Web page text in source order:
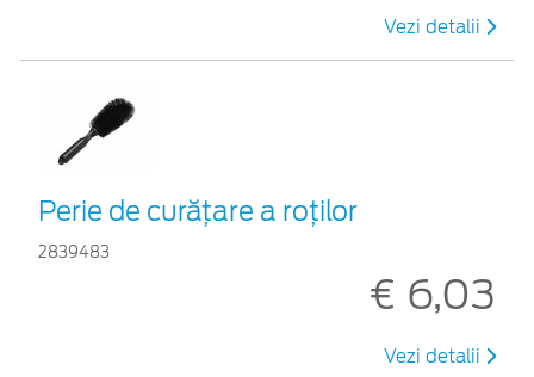
Vezi detalii
Perie de curățare a roților
2839483
€ 6,03
Vezi detalii